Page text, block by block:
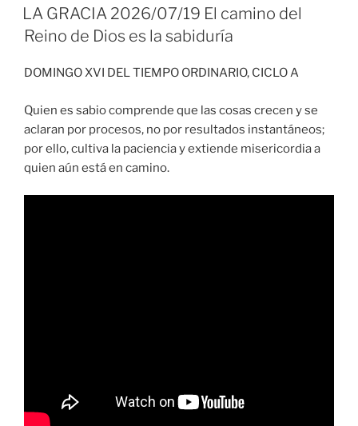
EL
LA GRACIA 2026/07/19 El camino del
Reino de Dios es la sabiduría
DOMINGO XVI DEL TIEMPO ORDINARIO, CICLO A
Quien es sabio comprende que las cosas crecen y se
aclaran por procesos, no por resultados instantáneos;
por ello, cultiva la paciencia y extiende misericordia a
quien aún está en camino.